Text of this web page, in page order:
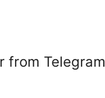
from Telegram